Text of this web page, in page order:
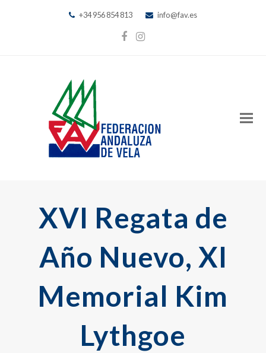
+34 956 854 813 info@fav.es
Facebook
Instagram
XVI Regata de
Año Nuevo, XI
Memorial Kim
Lythgoe